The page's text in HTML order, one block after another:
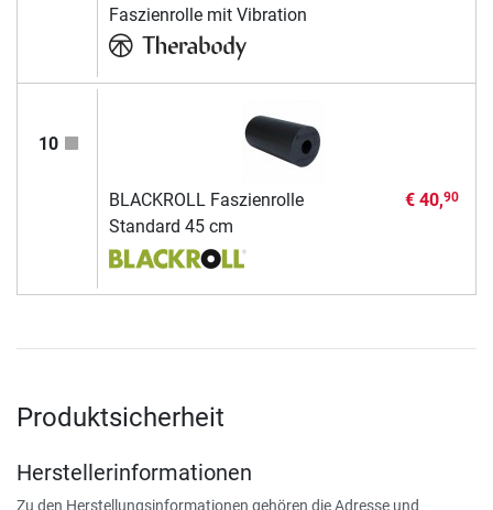
Faszienrolle mit Vibration
10
BLACKROLL Faszienrolle
Standard 45 cm
€ 40,90
Produktsicherheit
Herstellerinformationen
Zu den Herstellungsinformationen gehören die Adresse und